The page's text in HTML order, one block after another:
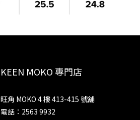
KEEN MOKO 專門店
旺角 MOKO 4 樓 413-415 號舖
電話：2563 9932